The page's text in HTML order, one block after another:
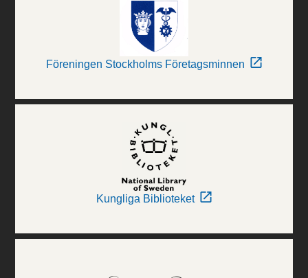
Föreningen Stockholms Företagsminnen
Kungliga Biblioteket